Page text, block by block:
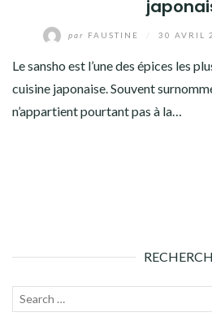
par FAUSTINE 30 AVRIL
Le sansho est l’une des épices les
cuisine japonaise. Souvent
n’appartient pourtant pas à la…
Recherche